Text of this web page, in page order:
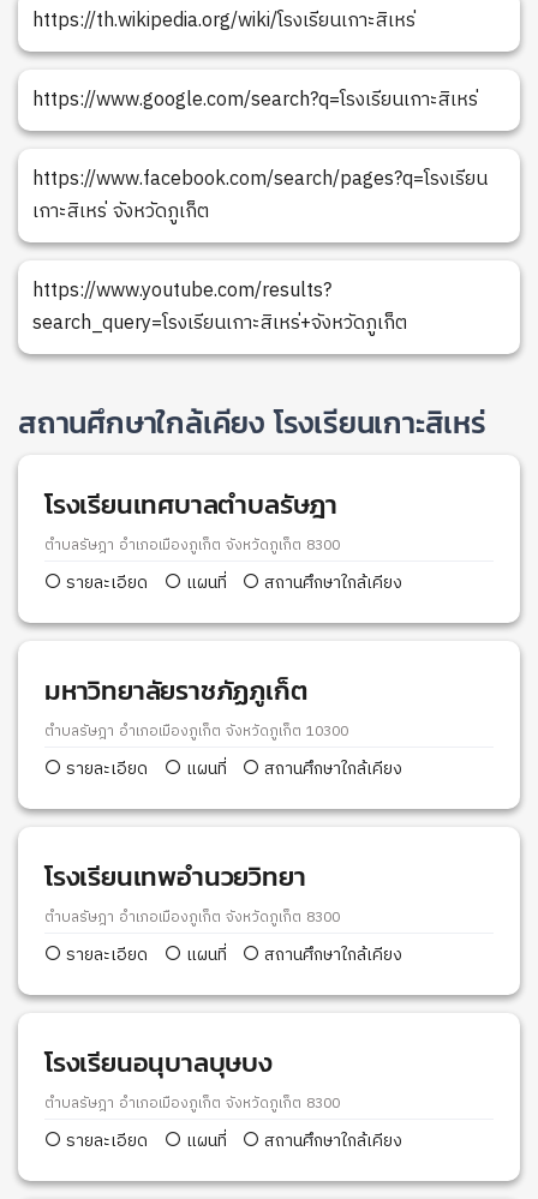
https://th.wikipedia.org/wiki/โรงเรียนเกาะสิเหร่
https://www.google.com/search?q=โรงเรียนเกาะสิเหร่
https://www.facebook.com/search/pages?q=โรงเรียน
เกาะสิเหร่ จังหวัดภูเก็ต
https://www.youtube.com/results?
search_query=โรงเรียนเกาะสิเหร่+จังหวัดภูเก็ต
สถานศึกษาใกล้เคียง โรงเรียนเกาะสิเหร่
โรงเรียนเทศบาลตำบลรัษฎา
ตำบลรัษฎา อำเภอเมืองภูเก็ต จังหวัดภูเก็ต 8300
รายละเอียด แผนที่ สถานศึกษาใกล้เคียง
มหาวิทยาลัยราชภัฏภูเก็ต
ตำบลรัษฎา อำเภอเมืองภูเก็ต จังหวัดภูเก็ต 10300
รายละเอียด แผนที่ สถานศึกษาใกล้เคียง
โรงเรียนเทพอำนวยวิทยา
ตำบลรัษฎา อำเภอเมืองภูเก็ต จังหวัดภูเก็ต 8300
รายละเอียด แผนที่ สถานศึกษาใกล้เคียง
โรงเรียนอนุบาลบุษบง
ตำบลรัษฎา อำเภอเมืองภูเก็ต จังหวัดภูเก็ต 8300
รายละเอียด แผนที่ สถานศึกษาใกล้เคียง